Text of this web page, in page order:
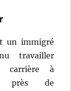
un immigré
travailler
carrière à
près de